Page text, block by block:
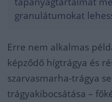
granulátumokat
Erre nem alkalmas
képződő hígtrágya és
szarvasmarha-trágya
trágyakibocsátása –